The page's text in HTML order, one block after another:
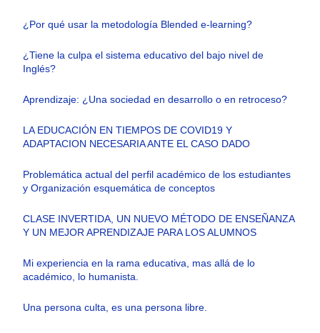
¿Por qué usar la metodología Blended e-learning?
¿Tiene la culpa el sistema educativo del bajo nivel de
Inglés?
Aprendizaje: ¿Una sociedad en desarrollo o en retroceso?
LA EDUCACIÓN EN TIEMPOS DE COVID19 Y
ADAPTACION NECESARIA ANTE EL CASO DADO
Problemática actual del perfil académico de los estudiantes
y Organización esquemática de conceptos
CLASE INVERTIDA, UN NUEVO MÉTODO DE ENSEÑANZA
Y UN MEJOR APRENDIZAJE PARA LOS ALUMNOS
Mi experiencia en la rama educativa, mas allá de lo
académico, lo humanista.
Una persona culta, es una persona libre.